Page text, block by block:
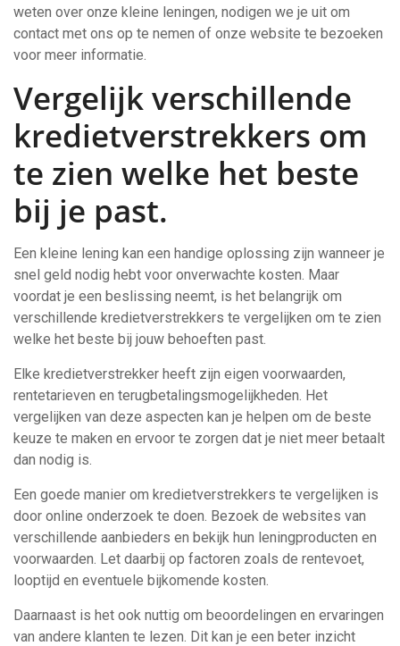
weten over onze kleine leningen, nodigen we je uit om
contact met ons op te nemen of onze website te bezoeken
voor meer informatie.
Vergelijk verschillende
kredietverstrekkers om
te zien welke het beste
bij je past.
Een kleine lening kan een handige oplossing zijn wanneer je
snel geld nodig hebt voor onverwachte kosten. Maar
voordat je een beslissing neemt, is het belangrijk om
verschillende kredietverstrekkers te vergelijken om te zien
welke het beste bij jouw behoeften past.
Elke kredietverstrekker heeft zijn eigen voorwaarden,
rentetarieven en terugbetalingsmogelijkheden. Het
vergelijken van deze aspecten kan je helpen om de beste
keuze te maken en ervoor te zorgen dat je niet meer betaalt
dan nodig is.
Een goede manier om kredietverstrekkers te vergelijken is
door online onderzoek te doen. Bezoek de websites van
verschillende aanbieders en bekijk hun leningproducten en
voorwaarden. Let daarbij op factoren zoals de rentevoet,
looptijd en eventuele bijkomende kosten.
Daarnaast is het ook nuttig om beoordelingen en ervaringen
van andere klanten te lezen. Dit kan je een beter inzicht